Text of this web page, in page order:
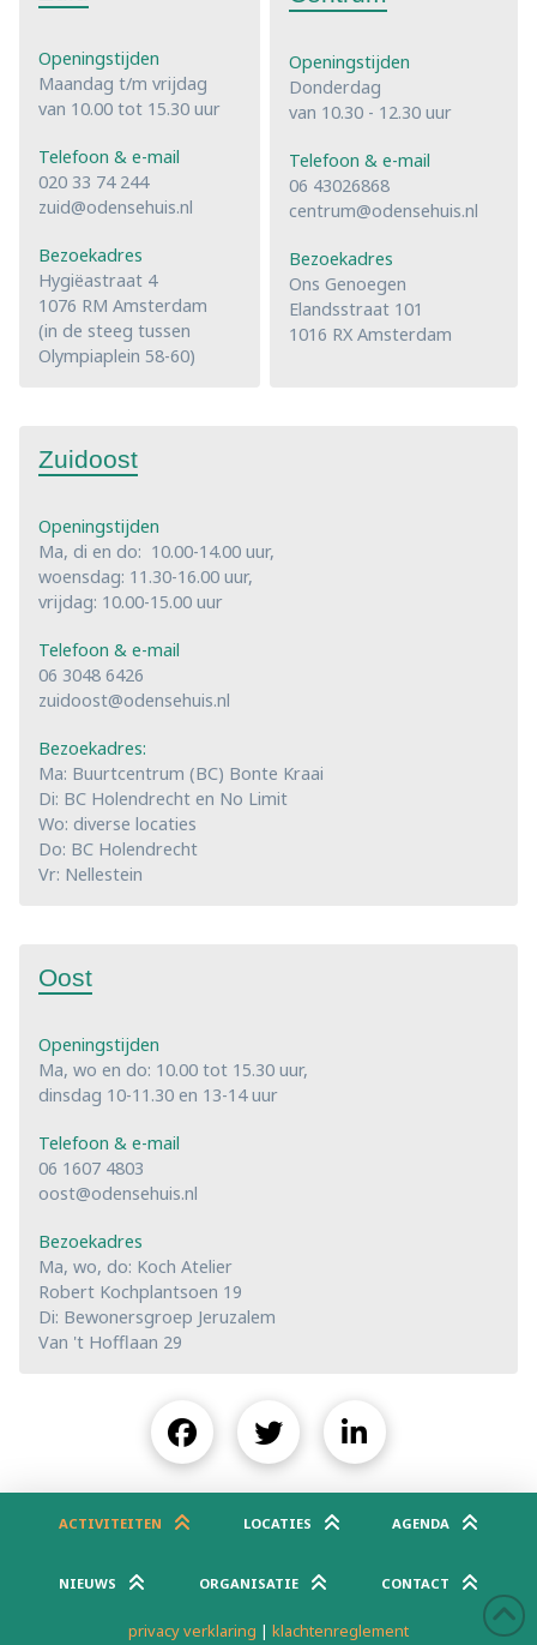
Openingstijden
Maandag t/m vrijdag
van 10.00 tot 15.30 uur
Telefoon & e-mail
020 33 74 244
zuid@odensehuis.nl
Bezoekadres
Hygiëastraat 4
1076 RM Amsterdam
(in de steeg tussen
Olympiaplein 58-60)
Openingstijden
Donderdag
van 10.30 - 12.30 uur
Telefoon & e-mail
06 43026868
centrum@odensehuis.nl
Bezoekadres
Ons Genoegen
Elandsstraat 101
1016 RX Amsterdam
Zuidoost
Openingstijden
Ma, di en do: 10.00-14.00 uur,
woensdag: 11.30-16.00 uur,
vrijdag: 10.00-15.00 uur
Telefoon & e-mail
06 3048 6426
zuidoost@odensehuis.nl
Bezoekadres:
Ma: Buurtcentrum (BC) Bonte Kraai
Di: BC Holendrecht en No Limit
Wo: diverse locaties
Do: BC Holendrecht
Vr: Nellestein
Oost
Openingstijden
Ma, wo en do: 10.00 tot 15.30 uur,
dinsdag 10-11.30 en 13-14 uur
Telefoon & e-mail
06 1607 4803
oost@odensehuis.nl
Bezoekadres
Ma, wo, do: Koch Atelier
Robert Kochplantsoen 19
Di: Bewonersgroep Jeruzalem
Van 't Hofflaan 29
ACTIVITEITEN LOCATIES AGENDA
NIEUWS ORGANISATIE CONTACT
privacy verklaring | klachtenreglement